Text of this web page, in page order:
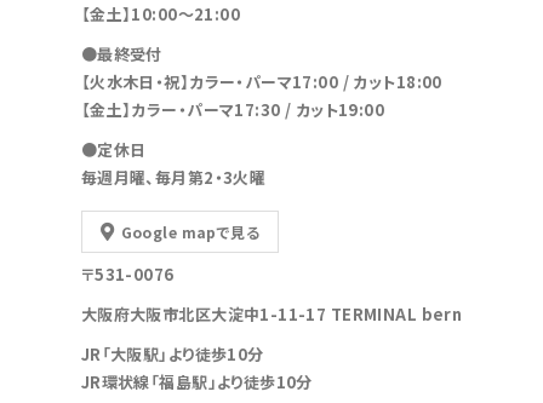
【金土】10:00〜21:00
●最終受付
【火水木日・祝】カラー・パーマ17:00 / カット18:00
【金土】カラー・パーマ17:30 / カット19:00
●定休日
毎週月曜、毎月第2・3火曜
Google mapで見る
〒531-0076
大阪府大阪市北区大淀中1-11-17 TERMINAL bern
JR「大阪駅」より徒歩10分
JR環状線「福島駅」より徒歩10分